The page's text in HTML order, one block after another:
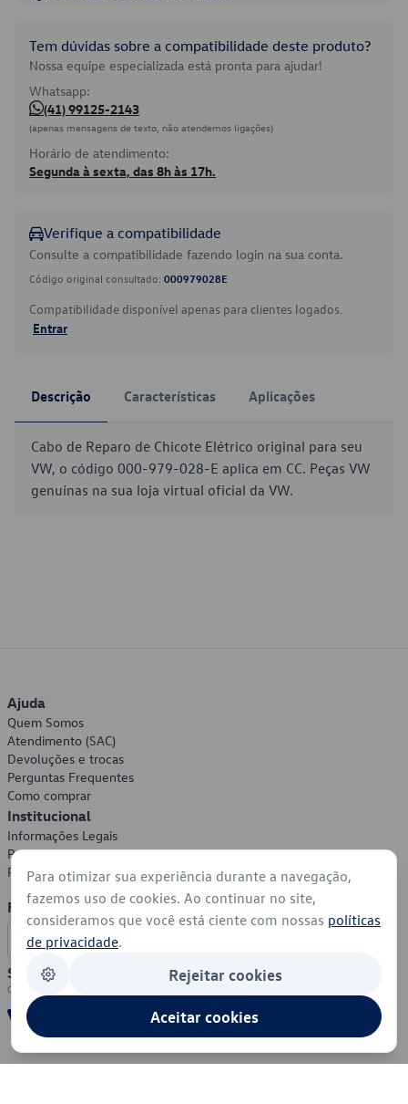
Tem dúvidas sobre a compatibilidade deste produto?
Nossa equipe especializada está pronta para ajudar!
Whatsapp:
(41) 99125-2143
(apenas mensagens de texto, não atendemos ligações)
Horário de atendimento:
Segunda à sexta, das 8h às 17h.
Verifique a compatibilidade
Consulte a compatibilidade fazendo login na sua conta.
Código original consultado: 000979028E
Compatibilidade disponível apenas para clientes logados.
Entrar
Descrição Características Aplicações
Cabo de Reparo de Chicote Elétrico original para seu
VW, o código 000-979-028-E aplica em CC. Peças VW
genuínas na sua loja virtual oficial da VW.
Ajuda
Quem Somos
Atendimento (SAC)
Devoluções e trocas
Perguntas Frequentes
Como comprar
Institucional
Informações Legais
Política de Privacidade
Política de Cookies
Formas de Pagamento
Segurança
Para otimizar sua experiência durante a navegação,
fazemos uso de cookies. Ao continuar no site,
consideramos que você está ciente com nossas políticas
de privacidade.
Rejeitar cookies
Aceitar cookies